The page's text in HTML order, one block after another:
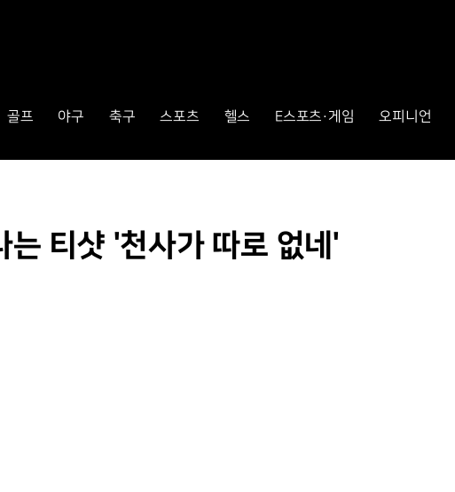
골프 야구 축구 스포츠 헬스 E스포츠·게임 오피니언
티샷 '천사가 따로 없네'